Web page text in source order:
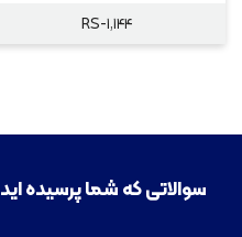
RS-۱,۱۴۴
سوالاتی که شما پرسیده اید